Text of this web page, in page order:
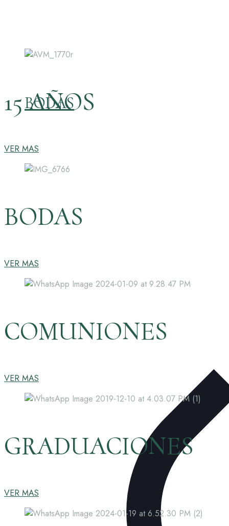
BODAS
15 AÑOS
VER MAS
BODAS
VER MAS
COMUNIONES
VER MAS
GRADUACIONES
VER MAS